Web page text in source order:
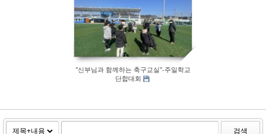
627
"신부님과 함께하는 축구교실"-주일학교
단합대회
검색